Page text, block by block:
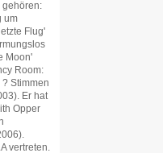
gehören:
um
Flug'
Moon'
Room:
Stimmen
Er hat
Opper
vertreten.